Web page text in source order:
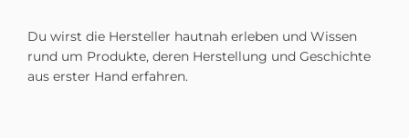
Du wirst die Hersteller hautnah erleben und Wissen
rund um Produkte, deren Herstellung und Geschichte
aus erster Hand erfahren.